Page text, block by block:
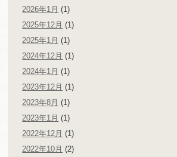
2026年1月 (1)
2025年12月 (1)
2025年1月 (1)
2024年12月 (1)
2024年1月 (1)
2023年12月 (1)
2023年8月 (1)
2023年1月 (1)
2022年12月 (1)
2022年10月 (2)